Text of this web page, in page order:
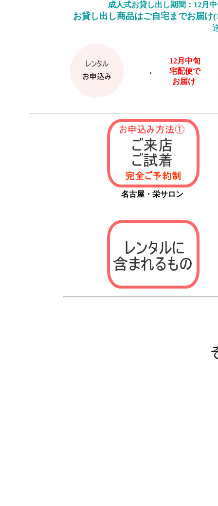
成人式お貸し出し期間：12月
お貸し出し商品はご自宅までお届け
→
12月中旬
宅配便で
お届け
名古屋・栄サロン